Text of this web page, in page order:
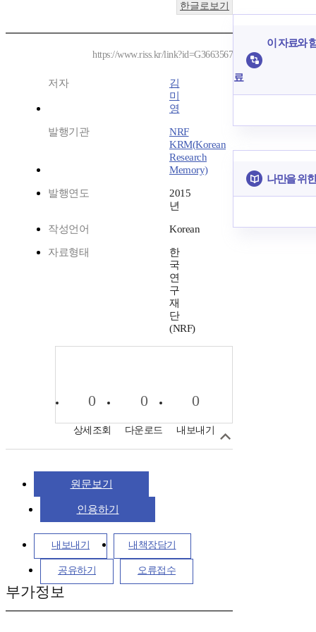
한글로보기
https://www.riss.kr/link?id=G3663567
저자
김
미
영
발행기관
NRF
KRM(Korean
Research
Memory)
발행연도
2015
년
작성언어 Korean
자료형태
한
국
연
구
재
단
(NRF)
0
상세조회
0
다운로드
0
내보내기
원문보기
인용하기
내보내기 내책장담기
공유하기 오류접수
부가정보
이 자료와
료
나만을 위